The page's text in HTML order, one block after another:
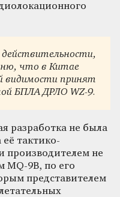
что в Китае
видимости принят
БПЛА ДРЛО WZ-9.
разработка не была
тактико-
производителем не
MQ-9B, по его
представителем